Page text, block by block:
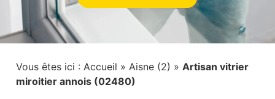
Vous êtes ici : Accueil » Aisne (2) » Artisan vitrier
miroitier annois (02480)